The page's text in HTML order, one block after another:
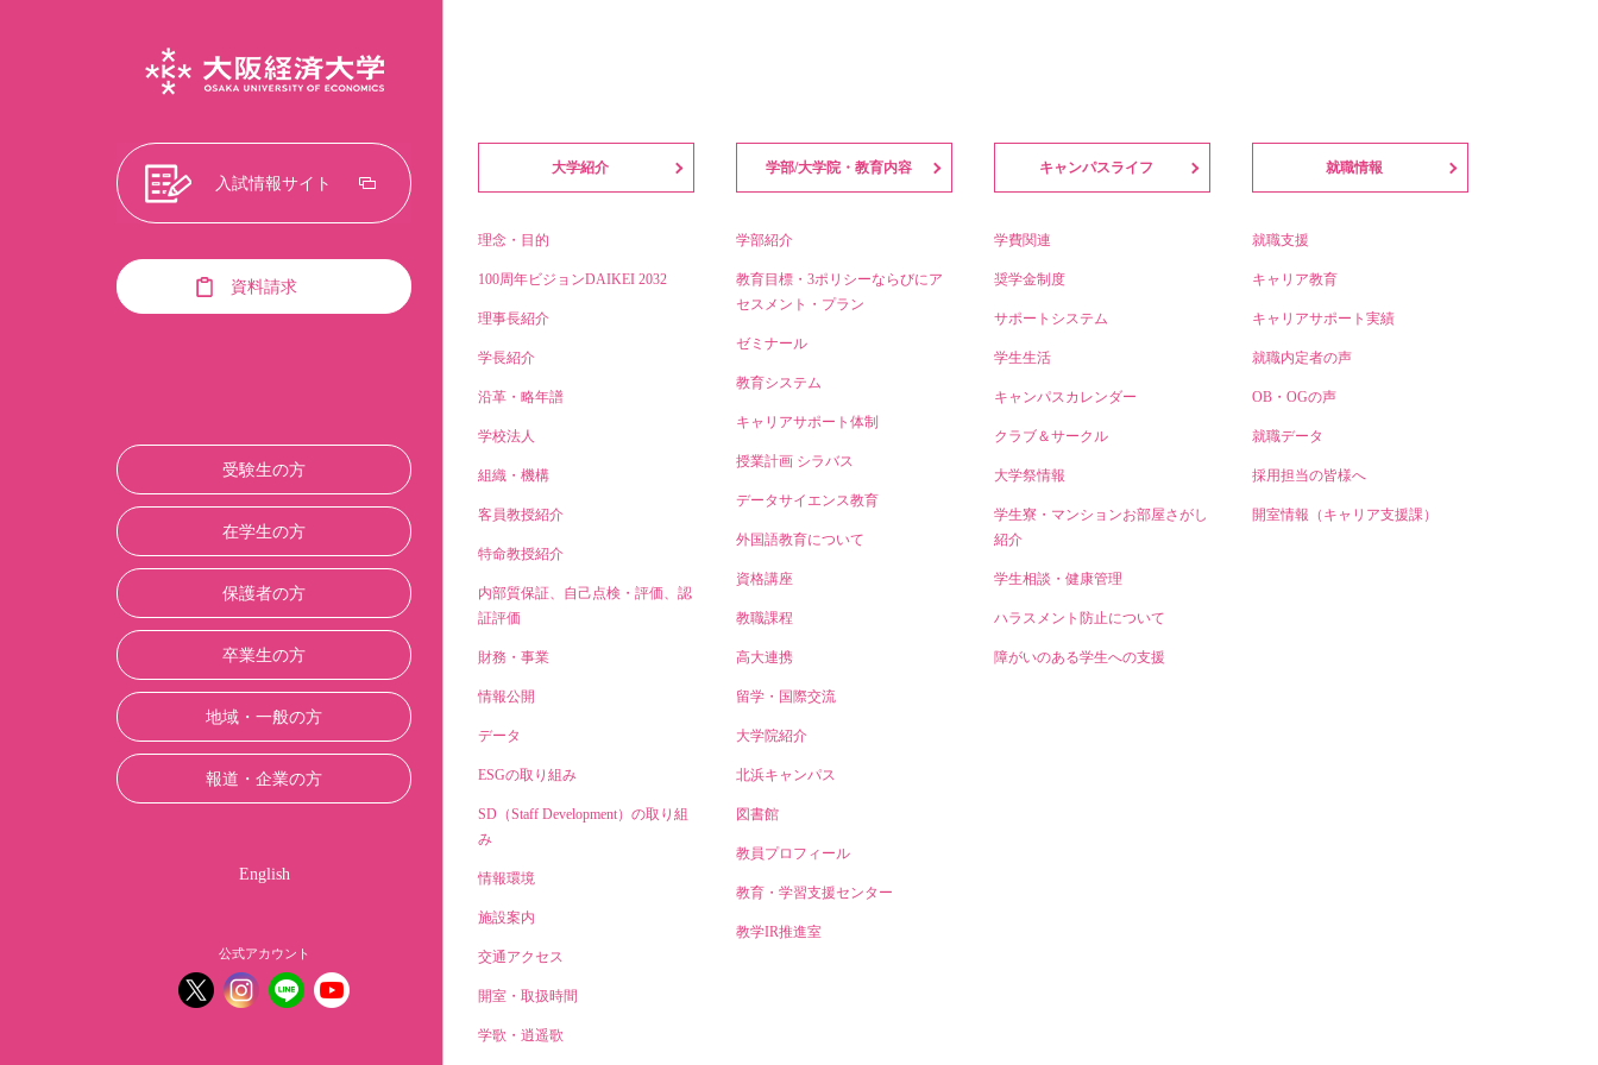
入試情報サイト
資料請求
受験生の方
在学生の方
保護者の方
卒業生の方
地域・一般の方
報道・企業の方
English
公式アカウント
大学紹介
理念・目的
100周年ビジョンDAIKEI 2032
理事長紹介
学長紹介
沿革・略年譜
学校法人
組織・機構
客員教授紹介
特命教授紹介
内部質保証、自己点検・評価、認
証評価
財務・事業
情報公開
データ
ESGの取り組み
SD（Staff Development）の取り組
み
情報環境
施設案内
交通アクセス
開室・取扱時間
学歌・逍遥歌
学部/大学院・教育内容
学部紹介
教育目標・3ポリシーならびにア
セスメント・プラン
ゼミナール
教育システム
キャリアサポート体制
授業計画 シラバス
データサイエンス教育
外国語教育について
資格講座
教職課程
高大連携
留学・国際交流
大学院紹介
北浜キャンパス
図書館
教員プロフィール
教育・学習支援センター
教学IR推進室
キャンパスライフ
学費関連
奨学金制度
サポートシステム
学生生活
キャンパスカレンダー
クラブ＆サークル
大学祭情報
学生寮・マンションお部屋さがし
紹介
学生相談・健康管理
ハラスメント防止について
障がいのある学生への支援
就職情報
就職支援
キャリア教育
キャリアサポート実績
就職内定者の声
OB・OGの声
就職データ
採用担当の皆様へ
開室情報（キャリア支援課）